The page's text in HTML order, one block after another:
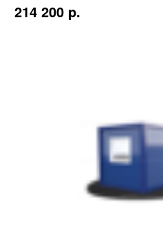
214 200 p.